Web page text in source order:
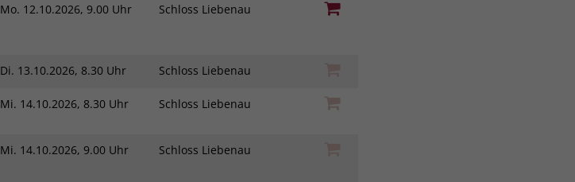
Mo. 12.10.2026, 9.00 Uhr Schloss Liebenau
Di. 13.10.2026, 8.30 Uhr Schloss Liebenau
Mi. 14.10.2026, 8.30 Uhr Schloss Liebenau
Mi. 14.10.2026, 9.00 Uhr Schloss Liebenau